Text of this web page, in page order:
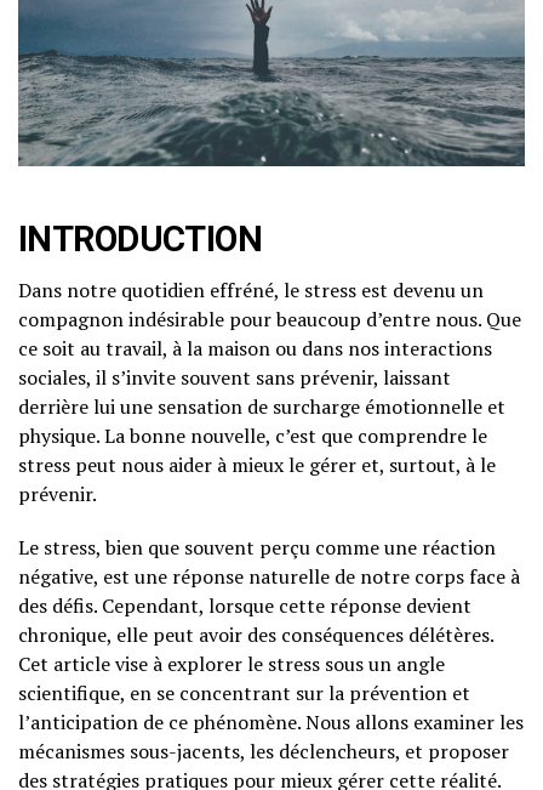
INTRODUCTION
Dans notre quotidien effréné, le stress est devenu un
compagnon indésirable pour beaucoup d’entre nous. Que
ce soit au travail, à la maison ou dans nos interactions
sociales, il s’invite souvent sans prévenir, laissant
derrière lui une sensation de surcharge émotionnelle et
physique. La bonne nouvelle, c’est que comprendre le
stress peut nous aider à mieux le gérer et, surtout, à le
prévenir.
Le stress, bien que souvent perçu comme une réaction
négative, est une réponse naturelle de notre corps face à
des défis. Cependant, lorsque cette réponse devient
chronique, elle peut avoir des conséquences délétères.
Cet article vise à explorer le stress sous un angle
scientifique, en se concentrant sur la prévention et
l’anticipation de ce phénomène. Nous allons examiner les
mécanismes sous-jacents, les déclencheurs, et proposer
des stratégies pratiques pour mieux gérer cette réalité.